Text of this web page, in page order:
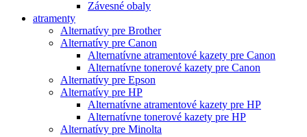
Závesné obaly
atramenty
Alternatívy pre Brother
Alternatívy pre Canon
Alternatívne atramentové kazety pre Canon
Alternatívne tonerové kazety pre Canon
Alternatívy pre Epson
Alternatívy pre HP
Alternatívne atramentové kazety pre HP
Alternatívne tonerové kazety pre HP
Alternatívy pre Minolta